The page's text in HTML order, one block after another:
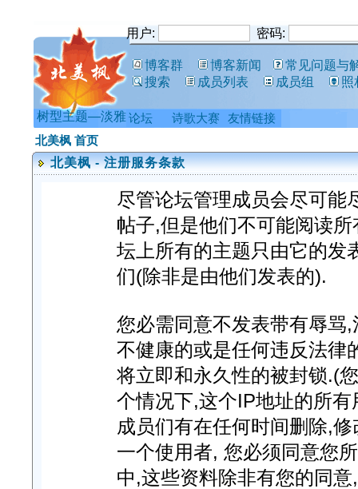
用户: 密码:
博客群 博客新闻
常见问题与
搜索
成员列表 成员组 照
树型主题—淡雅
北美枫 首页
北美枫 - 注册服务条款
尽管论坛管理成员会尽可能
帖子,但是他们不可能阅读
坛上所有的主题只由它的发
们(除非是由他们发表的).
您必需同意不发表带有辱骂
不健康的或是任何违反法律
将立即和永久性的被封锁.(
个情况下,这个IP地址的所
成员们有在任何时间删除,
一个使用者, 您必须同意您
中,这些资料除非有您的同
论坛 诗歌大赛 友情链接